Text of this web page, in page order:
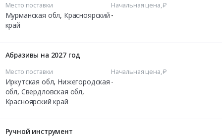
Место поставки
Мурманская обл, Красноярский
край
Начальная цена, ₽
-
Абразивы на 2027 год
Место поставки
Иркутская обл, Нижегородская
обл, Свердловская обл,
Красноярский край
Начальная цена, ₽
-
Ручной инструмент